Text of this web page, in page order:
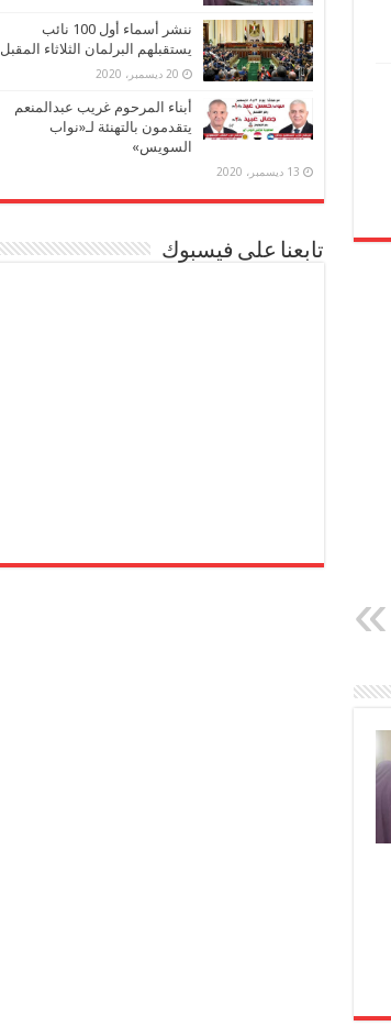
ننشر أسماء أول 100 نائب
يستقبلهم البرلمان الثلاثاء المقبل
20 ديسمبر، 2020
أبناء المرحوم غريب عبدالمنعم
يتقدمون بالتهنئة لـ«نواب
السويس»
13 ديسمبر، 2020
تابعنا على فيسبوك